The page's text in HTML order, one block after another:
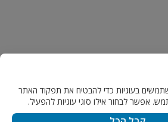
בעוגיות כדי להבטיח את תפקוד האתר
אפשר לבחור אילו סוגי עוגיות להפעיל.